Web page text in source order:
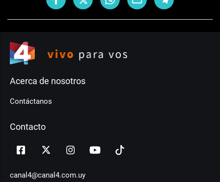
Acerca de nosotros
Contáctanos
Contacto
canal4@canal4.com.uy